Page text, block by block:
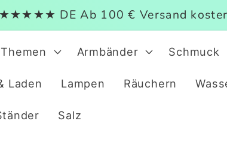
★★★★★ DE Ab 100 € Versand
Themen Armbänder Schmuck
Laden Lampen Räuchern
Salz